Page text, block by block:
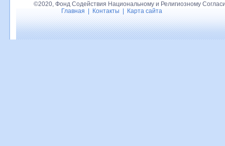
©2020, Фонд Содействия Национальному и Религиозному
Главная
Контакты Карта сайта